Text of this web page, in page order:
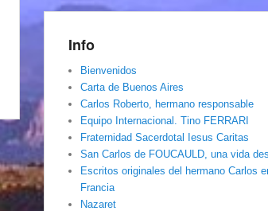
Info
Bienvenidos
Carta de Buenos Aires
Carlos Roberto, hermano responsable
Equipo Internacional. Tino FERRARI
Fraternidad Sacerdotal Iesus Caritas
San Carlos de FOUCAULD, una vida
Escritos originales del hermano Carlos
Francia
Nazaret